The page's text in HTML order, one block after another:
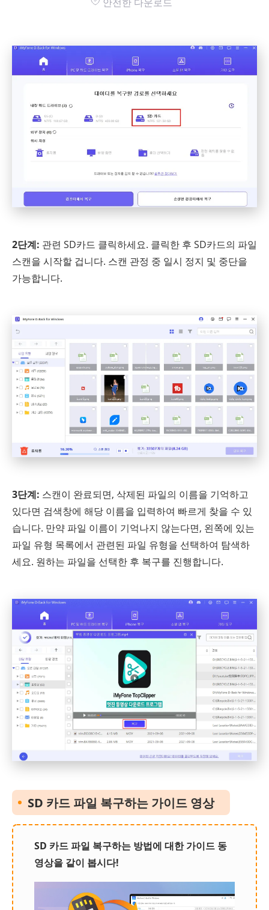
2단계: 관련 SD카드 클릭하세요. 클릭한 후 SD카드의 파일
스캔을 시작할 겁니다. 스캔 관정 중 일시 정지 및 중단을
가능합니다.
3단계: 스캔이 완료되면, 삭제된 파일의 이름을 기억하고
있다면 검색창에 해당 이름을 입력하여 빠르게 찾을 수 있
습니다. 만약 파일 이름이 기억나지 않는다면, 왼쪽에 있는
파일 유형 목록에서 관련된 파일 유형을 선택하여 탐색하
세요. 원하는 파일을 선택한 후 복구를 진행합니다.
SD 카드 파일 복구하는 가이드 영상
SD 카드 파일 복구하는 방법에 대한 가이드 동
영상을 같이 봅시다!